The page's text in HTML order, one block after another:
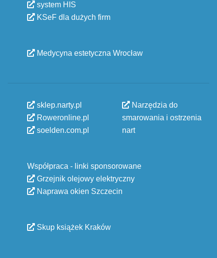
system HIS
KSeF dla dużych firm
Medycyna estetyczna Wrocław
sklep.narty.pl
Roweronline.pl
soelden.com.pl
Narzędzia do
smarowania i ostrzenia
nart
Współpraca - linki sponsorowane
Grzejnik olejowy elektryczny
Naprawa okien Szczecin
Skup książek Kraków